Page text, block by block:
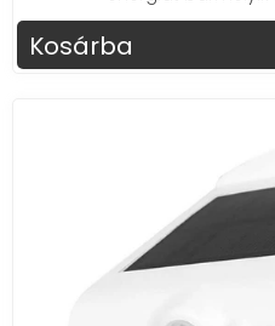
Kosárba